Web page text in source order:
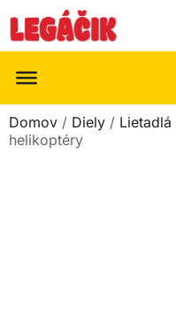
Domov / Diely / Lietadlá
helikoptéry